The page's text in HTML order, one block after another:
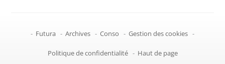
- Futura - Archives - Conso - Gestion des cookies -
Politique de confidentialité - Haut de page